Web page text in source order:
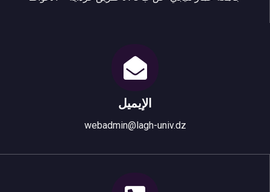
الإيميل
webadmin@lagh-univ.dz